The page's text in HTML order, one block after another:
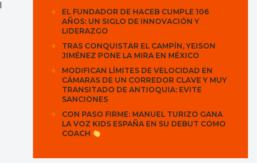
EL FUNDADOR DE HACEB CUMPLE 106
AÑOS: UN SIGLO DE INNOVACIÓN Y
LIDERAZGO
TRAS CONQUISTAR EL CAMPÍN, YEISON
JIMÉNEZ PONE LA MIRA EN MÉXICO
MODIFICAN LÍMITES DE VELOCIDAD EN
CÁMARAS DE UN CORREDOR CLAVE Y MUY
TRANSITADO DE ANTIOQUIA: EVITE
SANCIONES
CON PASO FIRME: MANUEL TURIZO GANA
LA VOZ KIDS ESPAÑA EN SU DEBUT COMO
COACH